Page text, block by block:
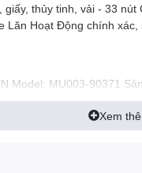
thủy tinh, vải - 33
Lăn Hoạt Động chính
Model: MU003-90371
Chất liệu Kim
kết nối: 15m Pin: 1x
Xem